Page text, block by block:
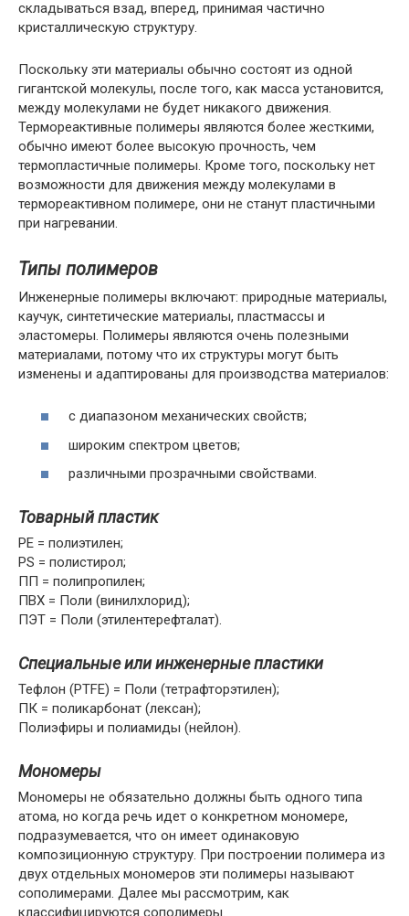
складываться взад, вперед, принимая частично
кристаллическую структуру.
Поскольку эти материалы обычно состоят из одной
гигантской молекулы, после того, как масса установится,
между молекулами не будет никакого движения.
Термореактивные полимеры являются более жесткими,
обычно имеют более высокую прочность, чем
термопластичные полимеры. Кроме того, поскольку нет
возможности для движения между молекулами в
термореактивном полимере, они не станут пластичными
при нагревании.
Типы полимеров
Инженерные полимеры включают: природные материалы,
каучук, синтетические материалы, пластмассы и
эластомеры. Полимеры являются очень полезными
материалами, потому что их структуры могут быть
изменены и адаптированы для производства материалов:
с диапазоном механических свойств;
широким спектром цветов;
различными прозрачными свойствами.
Товарный пластик
PE = полиэтилен;
PS = полистирол;
ПП = полипропилен;
ПВХ = Поли (винилхлорид);
ПЭТ = Поли (этилентерефталат).
Специальные или инженерные пластики
Тефлон (PTFE) = Поли (тетрафторэтилен);
ПК = поликарбонат (лексан);
Полиэфиры и полиамиды (нейлон).
Мономеры
Мономеры не обязательно должны быть одного типа
атома, но когда речь идет о конкретном мономере,
подразумевается, что он имеет одинаковую
композиционную структуру. При построении полимера из
двух отдельных мономеров эти полимеры называют
сополимерами. Далее мы рассмотрим, как
классифицируются сополимеры.